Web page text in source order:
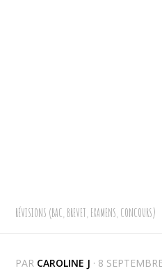
RÉVISIONS (BAC, BREVET, EXAMENS, CONCOURS)
PAR CAROLINE J · 8